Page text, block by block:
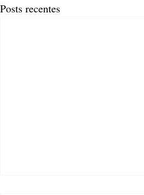
Posts recentes